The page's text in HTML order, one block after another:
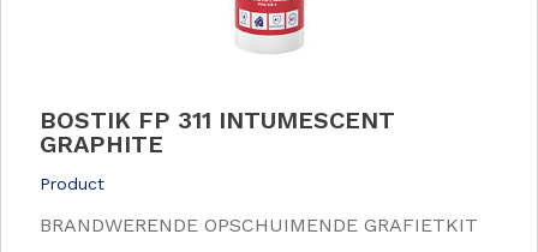
BOSTIK FP 311 INTUMESCENT
GRAPHITE
Product
BRANDWERENDE OPSCHUIMENDE GRAFIETKIT